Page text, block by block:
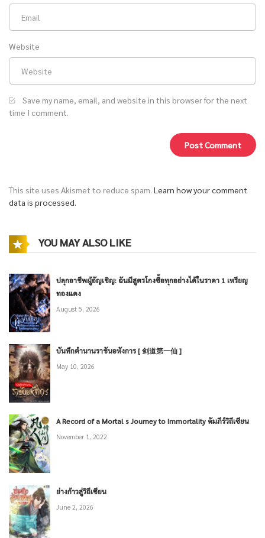
Website
Save my name, email, and website in this browser for the next
time I comment.
This site uses Akismet to reduce spam. Learn how your comment
data is processed.
YOU MAY ALSO LIKE
ปลุกอาชีพผู้อัญเชิญ: ฉันมีสูตรโกงซื้อทุกอย่างได้ในราคา 1 เหรียญ
ทองแดง
August 5, 2026
บันทึกตำนานราชันอหังการ [ 剑道第一仙 ]
May 10, 2026
A Record of a Mortal s Journey to Immortality คัมภีร์วิถีเซียน
November 1, 2022
ย่างก้าวสู่วิถีเซียน
June 2, 2026